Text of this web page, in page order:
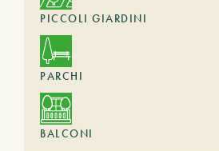
PICCOLI GIARDINI
PARCHI
BALCONI